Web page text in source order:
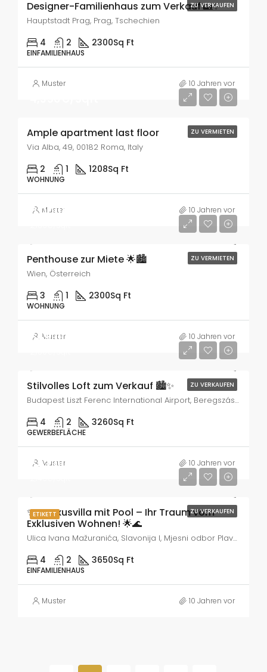
ZU VERKAUFEN
Designer-Familienhaus zum Verkauf 🏡✨
Hauptstadt Prag, Prag, Tschechien
4 2 2300Sq Ft
EINFAMILIENHAUS
Muster 10 Jahren vor
ZU VERMIETEN
Ample apartment last floor
Via Alba, 49, 00182 Roma, Italy
2 1 1208Sq Ft
WOHNUNG
Muster 10 Jahren vor
ZU VERMIETEN
11,000€
Penthouse zur Miete 🌟🏙️
Wien, Österreich
3 1 2300Sq Ft
WOHNUNG
Muster 10 Jahren vor
ZU VERKAUFEN
565,000€
Stilvolles Loft zum Verkauf 🏙️✨
Budapest Liszt Ferenc International Airport, Beregszász utca, Szemere-Siedlung, XVIII. Bezirk, Budapest, Mittelungarn, 1185, Ungarn
4 2 3260Sq Ft
GEWERBEFLÄCHE
Muster 10 Jahren vor
ETIKETT ZU VERKAUFEN
643,000€
✨🏡 Luxusvilla mit Pool – Ihr Traum vom
Exklusiven Wohnen! 🌟🌊
Ulica Ivana Mažuranića, Slavonija I, Mjesni odbor Plavo polje, Slavonski Brod, Grad Slavonski Brod, Gespanschaft Brod-Posavina, 35101, Kroatien
4 2 3650Sq Ft
EINFAMILIENHAUS
Muster 10 Jahren vor